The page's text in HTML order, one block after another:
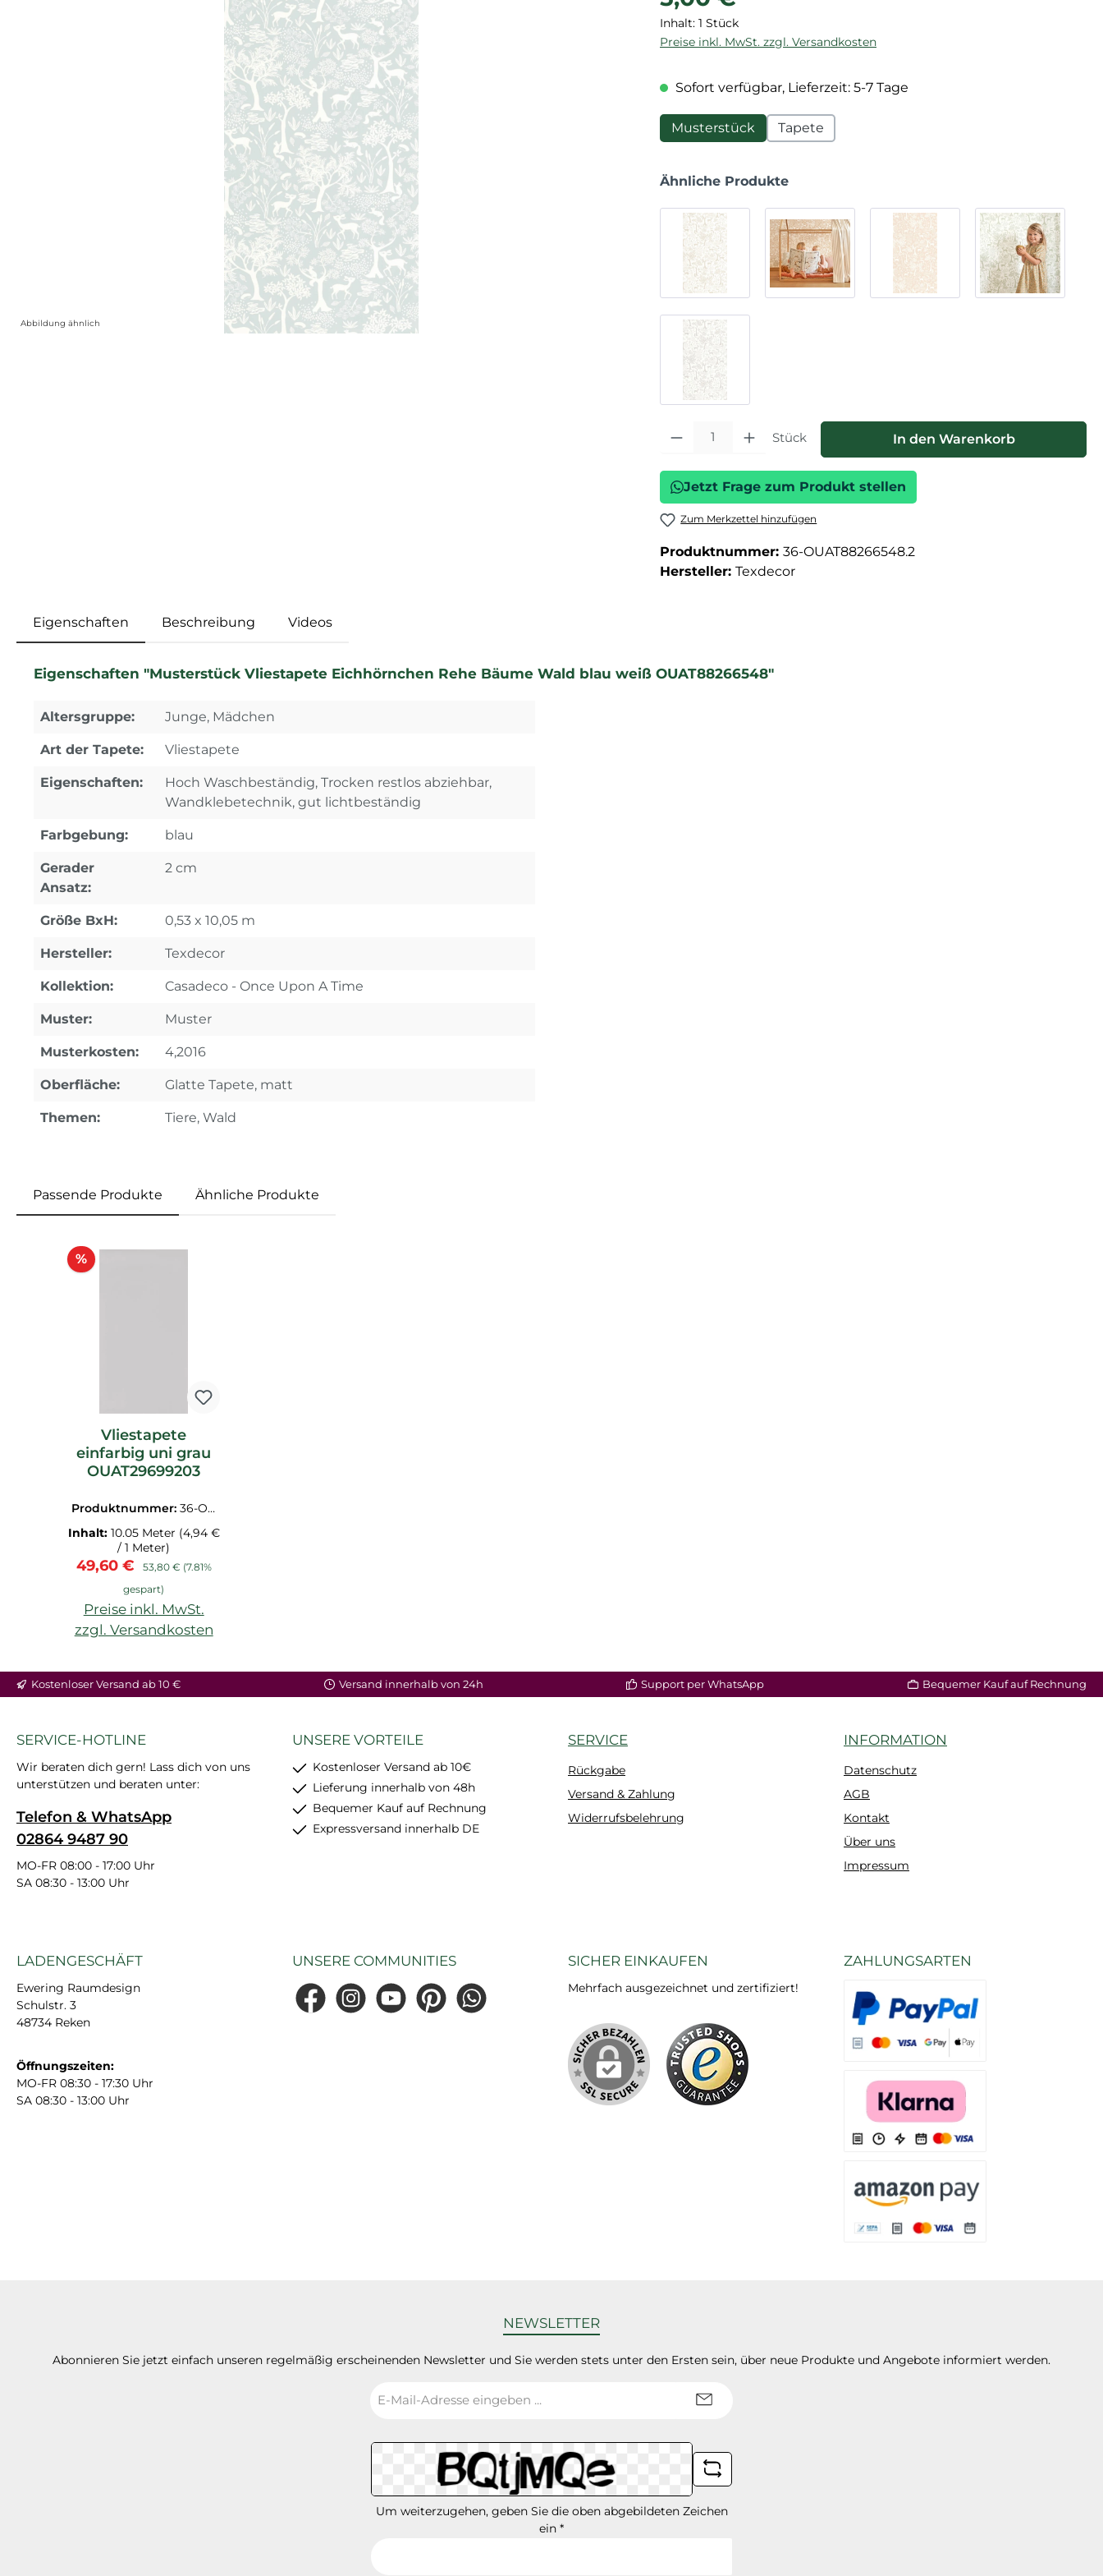
Abbildung ähnlich
Inhalt: 1 Stück
Preise inkl. MwSt. zzgl. Versandkosten
Sofort verfügbar, Lieferzeit: 5-7 Tage
Musterstück Tapete
Ähnliche Produkte
Produkt Anzahl: Gib den gewünschten Wert ein oder benutze die
Stück In den Warenkorb
Jetzt Frage zum Produkt stellen
Zum Merkzettel hinzufügen
Produktnummer: 36-OUAT88266548.2
Hersteller: Texdecor
Eigenschaften Beschreibung Videos
Eigenschaften "Musterstück Vliestapete Eichhörnchen Rehe Bäume Wald blau weiß OUAT88266548"
Altersgruppe: Junge, Mädchen
Art der Tapete: Vliestapete
Eigenschaften:
Hoch Waschbeständig, Trocken restlos abziehbar,
Wandklebetechnik, gut lichtbeständig
Farbgebung: blau
Gerader
Ansatz:
2 cm
Größe BxH: 0,53 x 10,05 m
Hersteller: Texdecor
Kollektion: Casadeco - Once Upon A Time
Muster: Muster
Musterkosten: 4,2016
Oberfläche: Glatte Tapete, matt
Themen: Tiere, Wald
Passende Produkte Ähnliche Produkte
%Rabatt
Vliestapete
einfarbig uni grau
OUAT29699203
Produktnummer: 36-OU
AT29699203.1M
Inhalt: 10.05 Meter (4,94 €
/ 1 Meter)
Verkaufspreis:
49,60 € Regulärer Preis:
53,80 € (7.81%
gespart)
Preise inkl. MwSt.
zzgl. Versandkosten
Kostenloser Versand ab 10 € Versand innerhalb von 24h Support per WhatsApp Bequemer Kauf auf Rechnung
SERVICE-HOTLINE
Wir beraten dich gern! Lass dich von uns
unterstützen und beraten unter:
Telefon & WhatsApp
02864 9487 90
MO-FR 08:00 - 17:00 Uhr
SA 08:30 - 13:00 Uhr
UNSERE VORTEILE
Kostenloser Versand ab 10€
Lieferung innerhalb von 48h
Bequemer Kauf auf Rechnung
Expressversand innerhalb DE
SERVICE
Rückgabe
Versand & Zahlung
Widerrufsbelehrung
INFORMATION
Datenschutz
AGB
Kontakt
Über uns
Impressum
LADENGESCHÄFT
Ewering Raumdesign
Schulstr. 3
48734 Reken
Öffnungszeiten:
MO-FR 08:30 - 17:30 Uhr
SA 08:30 - 13:00 Uhr
UNSERE COMMUNITIES
FacebookInstagramYouTubePinterestWhatsApp
SICHER EINKAUFEN
Mehrfach ausgezeichnet und zertifiziert!
ZAHLUNGSARTEN
NEWSLETTER
Abonnieren Sie jetzt einfach unseren regelmäßig erscheinenden Newsletter und Sie werden stets unter den Ersten sein, über neue Produkte und Angebote informiert werden.
Mail-
*
Um weiterzugehen, geben Sie die oben abgebildeten Zeichen
ein *